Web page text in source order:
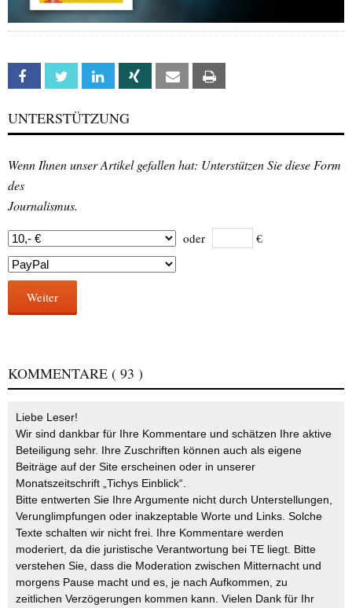
Facebook Twitter Linkedin Xing Email
UNTERSTÜTZUNG
Wenn Ihnen unser Artikel gefallen hat: Unterstützen Sie diese Form
des
Journalismus.
oder €
Weiter
KOMMENTARE ( 93 )
Liebe Leser!
Wir sind dankbar für Ihre Kommentare und schätzen Ihre aktive
Beteiligung sehr. Ihre Zuschriften können auch als eigene
Beiträge auf der Site erscheinen oder in unserer
Monatszeitschrift „Tichys Einblick“.
Bitte entwerten Sie Ihre Argumente nicht durch Unterstellungen,
Verunglimpfungen oder inakzeptable Worte und Links. Solche
Texte schalten wir nicht frei. Ihre Kommentare werden
moderiert, da die juristische Verantwortung bei TE liegt. Bitte
verstehen Sie, dass die Moderation zwischen Mitternacht und
morgens Pause macht und es, je nach Aufkommen, zu
zeitlichen Verzögerungen kommen kann. Vielen Dank für Ihr